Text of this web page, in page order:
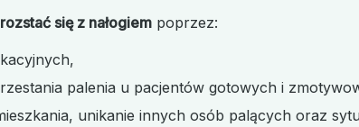
się z nałogiem poprzez:
palenia u pacjentów gotowych i
unikanie innych osób palących oraz